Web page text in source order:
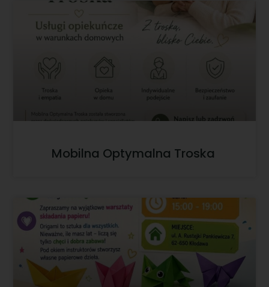
Mobilna Optymalna Troska